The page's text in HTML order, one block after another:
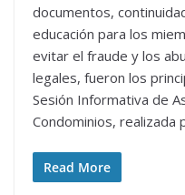
documentos,
educación para los
evitar el fraude y los
legales, fueron los
Sesión Informativa de
Condominios, realizada
Read More